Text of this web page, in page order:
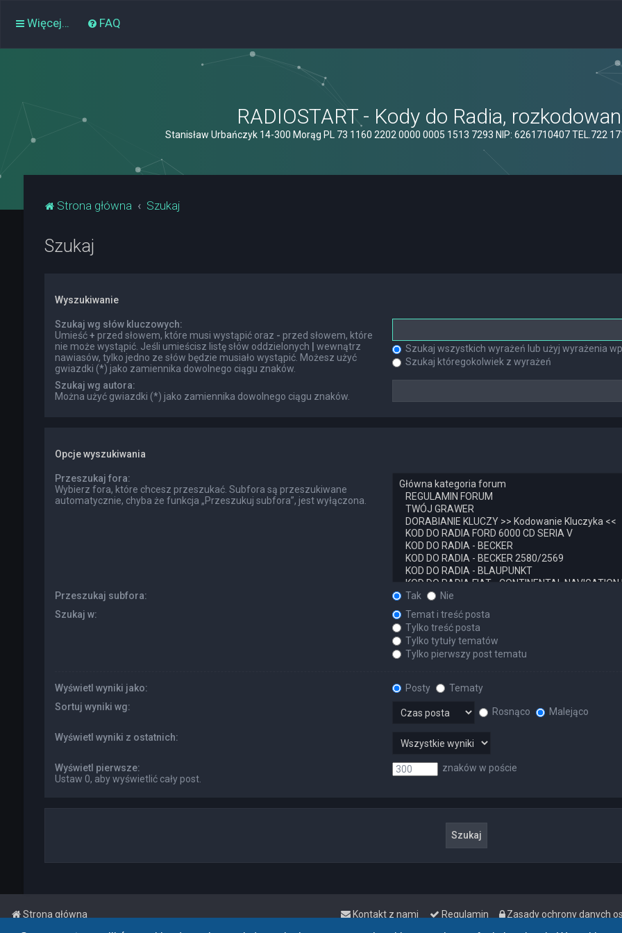
Więcej… FAQ
RADIOSTART - Kody do Radia,
Stanisław Urbańczyk 14-300 Morąg PL 73 1160 2202 0000 0005 1513 7293 NIP: 6261710407 TEL.722
Strona główna Szukaj
Szukaj
Wyszukiwanie
Szukaj wg słów kluczowych:
Umieść+ przed słowem, które musi wystąpić oraz - przed słowem, które
nie może wystąpić. Jeśli umieścisz listę słów oddzielonych
wewnątrz
nawiasów, tylko jedno ze słów będzie musiało wystąpić. Możesz użyć
gwiazdki (*) jako zamiennika dowolnego ciągu znaków.
Szukaj wszystkich wyrażeń lub użyj wyrażenia
Szukaj któregokolwiek z wyrażeń
Szukaj wg autora:
Można użyć gwiazdki (*) jako zamiennika dowolnego ciągu znaków.
Opcje wyszukiwania
Przeszukaj fora:
Wybierz fora, które chcesz przeszukać. Subfora są przeszukiwane
automatycznie, chyba że funkcja „Przeszukuj subfora”, jest wyłączona.
Przeszukaj subfora: Tak
Nie
Szukaj w:
Temat i treść posta
Tylko treść posta
Tylko tytuły tematów
Tylko pierwszy post tematu
Wyświetl wyniki jako: Posty
Tematy
Sortuj wyniki wg:
Rosnąco Malejąco
Wyświetl wyniki z ostatnich:
Wyświetl pierwsze:
Ustaw 0, aby wyświetlić cały post.
znaków w poście
Strona główna Zasady ochrony danych
Regulamin
Kontakt z nami